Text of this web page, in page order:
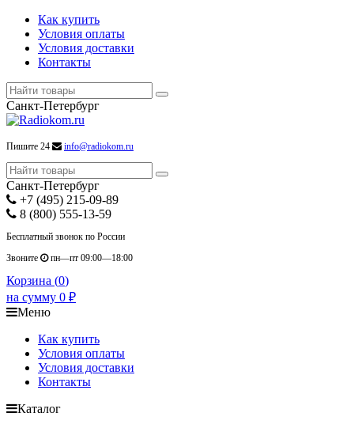
Как купить
Условия оплаты
Условия доставки
Контакты
Санкт-Петербург
Пишите 24 info@radiokom.ru
Санкт-Петербург
+7 (495) 215-09-89
8 (800) 555-13-59
Бесплатный звонок по России
Звоните
пн—пт 09:00—18:00
Корзина (0)
на сумму 0 ₽
Меню
Как купить
Условия оплаты
Условия доставки
Контакты
Каталог